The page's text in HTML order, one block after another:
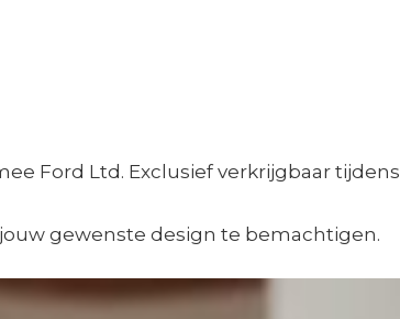
Ford Ltd. Exclusief verkrijgbaar tijdens
gewenste design te bemachtigen.